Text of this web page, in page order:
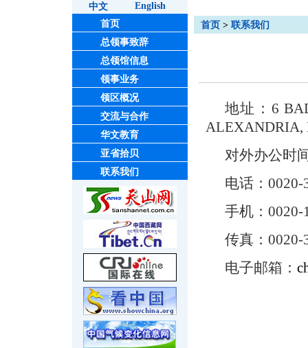
中文
English
首页
总领事致辞
总领馆信息
领事业务
领区概况
交流与合作
华文教育
亚省拾贝
联系我们
首页 > 联系我们
地址： 6
ALEXANDRIA,
对外办公时
电话： 0020-
手机：0020-
传真： 0020-
电子邮箱：